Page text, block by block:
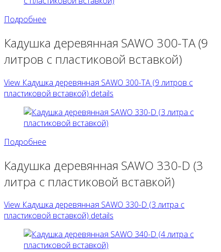
Подробнее
Кадушка деревянная SAWO 300-TA (9
литров с пластиковой вставкой)
View Кадушка деревянная SAWO 300-TA (9 литров с
пластиковой вставкой) details
Подробнее
Кадушка деревянная SAWO 330-D (3
литра с пластиковой вставкой)
View Кадушка деревянная SAWO 330-D (3 литра с
пластиковой вставкой) details